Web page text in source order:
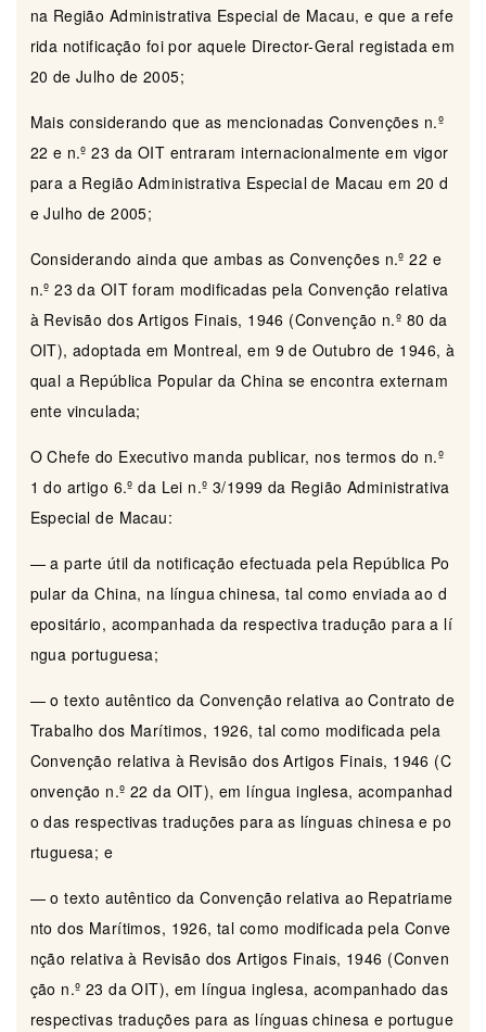
na Região Administrativa Especial de Macau, e que a refe
rida notificação foi por aquele Director-Geral registada em
20 de Julho de 2005;
Mais considerando que as mencionadas Convenções n.º
22 e n.º 23 da OIT entraram internacionalmente em vigor
para a Região Administrativa Especial de Macau em 20 d
e Julho de 2005;
Considerando ainda que ambas as Convenções n.º 22 e
n.º 23 da OIT foram modificadas pela Convenção relativa
à Revisão dos Artigos Finais, 1946 (Convenção n.º 80 da
OIT), adoptada em Montreal, em 9 de Outubro de 1946, à
qual a República Popular da China se encontra externam
ente vinculada;
O Chefe do Executivo manda publicar, nos termos do n.º
1 do artigo 6.º da Lei n.º 3/1999 da Região Administrativa
Especial de Macau:
— a parte útil da notificação efectuada pela República Po
pular da China, na língua chinesa, tal como enviada ao d
epositário, acompanhada da respectiva tradução para a lí
ngua portuguesa;
— o texto autêntico da Convenção relativa ao Contrato de
Trabalho dos Marítimos, 1926, tal como modificada pela
Convenção relativa à Revisão dos Artigos Finais, 1946 (C
onvenção n.º 22 da OIT), em língua inglesa, acompanhad
o das respectivas traduções para as línguas chinesa e po
rtuguesa; e
— o texto autêntico da Convenção relativa ao Repatriame
nto dos Marítimos, 1926, tal como modificada pela Conve
nção relativa à Revisão dos Artigos Finais, 1946 (Conven
ção n.º 23 da OIT), em língua inglesa, acompanhado das
respectivas traduções para as línguas chinesa e portugue